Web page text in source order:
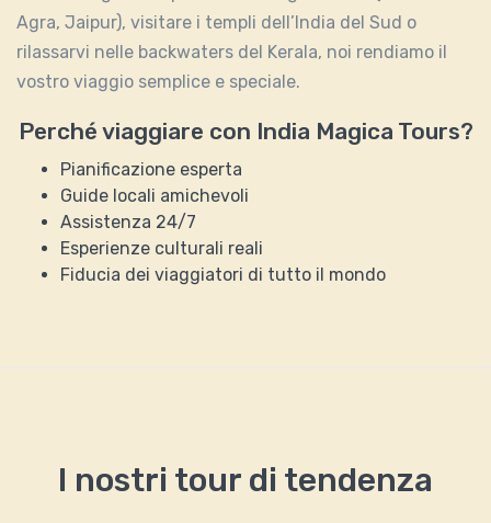
Agra, Jaipur), visitare i templi dell’India del Sud o
rilassarvi nelle backwaters del Kerala, noi rendiamo il
vostro viaggio semplice e speciale.
Perché viaggiare con India Magica Tours?
Pianificazione esperta
Guide locali amichevoli
Assistenza 24/7
Esperienze culturali reali
Fiducia dei viaggiatori di tutto il mondo
I nostri tour di tendenza